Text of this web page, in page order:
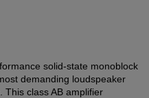
solid-state monoblock
demanding loudspeaker
This class AB amplifier